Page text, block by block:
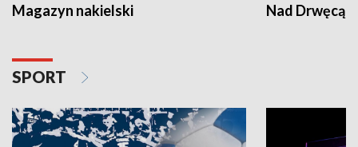
Magazyn nakielski Nad Drwęcą
SPORT